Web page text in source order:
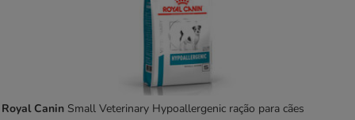
Royal Canin Small Veterinary Hypoallergenic ração para cães